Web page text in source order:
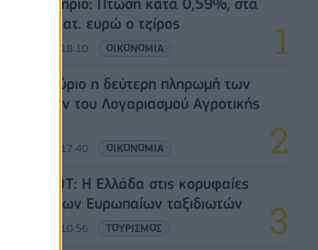
Χρηματιστήριο: Πτώση κατά 0,59%, στα
320,42 εκατ. ευρώ ο τζίρος
06/08/2026 - 18:10 ΟΙΚΟΝΟΜΙΑ
ΟΠΕΚΑ: Αύριο η δεύτερη πληρωμή των
δικαιούχων του Λογαριασμού Αγροτικής
06/08/2026 - 17:40 ΟΙΚΟΝΟΜΙΑ
Έρευνα ΕΟΤ: Η Ελλάδα στις κορυφαίες
επιλογές των Ευρωπαίων ταξιδιωτών
07/08/2026 - 10:56 ΤΟΥΡΙΣΜΟΣ